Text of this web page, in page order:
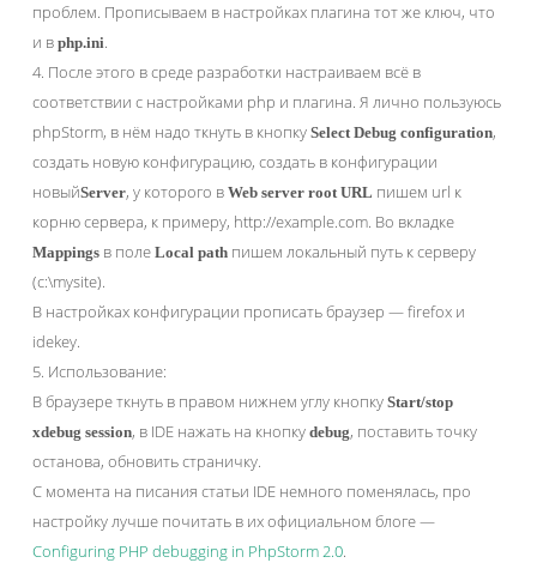
проблем. Прописываем в настройках плагина тот же ключ, что
и в php.ini.
4. После этого в среде разработки настраиваем всё в
соответствии с настройками php и плагина. Я лично пользуюсь
phpStorm, в нём надо ткнуть в кнопку Select Debug configuration,
создать новую конфигурацию, создать в конфигурации
новыйServer, у которого в Web server root URL пишем url к
корню сервера, к примеру, http://example.com. Во вкладке
Mappings в поле Local path пишем локальный путь к серверу
(с:\mysite).
В настройках конфигурации прописать браузер — firefox и
idekey.
5. Использование:
В браузере ткнуть в правом нижнем углу кнопку Start/stop
xdebug session, в IDE нажать на кнопку debug, поставить точку
останова, обновить страничку.
С момента на писания статьи IDE немного поменялась, про
настройку лучше почитать в их официальном блоге —
Configuring PHP debugging in PhpStorm 2.0.